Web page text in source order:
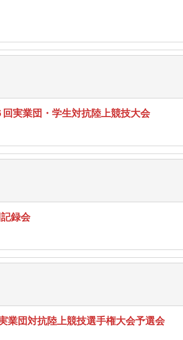
実業団・学生対抗陸上競技大会
録会
業団対抗陸上競技選手権大会予選会